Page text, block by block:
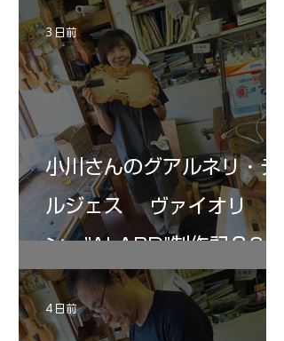
ペーパー１００゜で徹底して削る。やっと光
が消えた。にかわで再度閉じる。消えた――
の小川さんの笑顔が満開となる・・。いよい
よ来週からニス塗りか？
小川さんのグアルネリ・デ
ルジェス ヴァイオリ
ン ”ALARD"制作記３6
3 日前
4 日前